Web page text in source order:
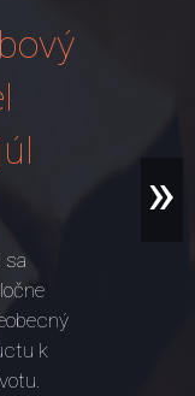
sa
k
»